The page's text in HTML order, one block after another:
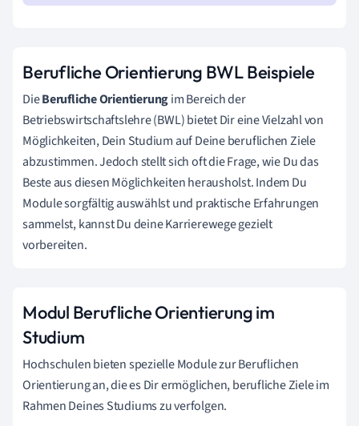
Berufliche Orientierung BWL Beispiele
DieBerufliche Orientierungim Bereich der
Betriebswirtschaftslehre (BWL) bietet Dir eine Vielzahl von
Möglichkeiten, Dein Studium auf Deine beruflichen Ziele
abzustimmen. Jedoch stellt sich oft die Frage, wie Du das
Beste aus diesen Möglichkeiten herausholst. Indem Du
Module sorgfältig auswählst und praktische Erfahrungen
sammelst, kannst Du deine Karrierewege gezielt
vorbereiten.
Modul Berufliche Orientierung im
Studium
Hochschulen bieten spezielle Module zur Beruflichen
Orientierung an, die es Dir ermöglichen, berufliche Ziele im
Rahmen Deines Studiums zu verfolgen.